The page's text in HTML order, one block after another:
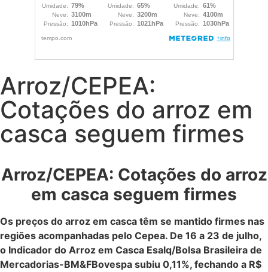
Arroz/CEPEA:
Cotações do arroz em
casca seguem firmes
Arroz/CEPEA: Cotações do arroz
em casca seguem firmes
Os preços do arroz em casca têm se mantido firmes nas
regiões acompanhadas pelo Cepea. De 16 a 23 de julho,
o Indicador do Arroz em Casca Esalq/Bolsa Brasileira de
Mercadorias-BM&FBovespa subiu 0,11%, fechando a R$